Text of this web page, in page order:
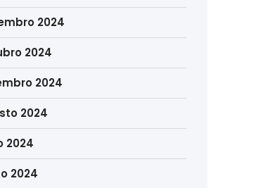
2024
2024
2024
2024
2024
2024